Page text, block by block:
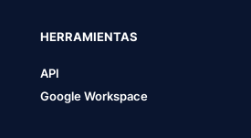
HERRAMIENTAS
API
Google Workspace